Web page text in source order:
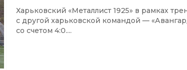
Харьковский «Металлист 1925» в рамках
с другой харьковской командой —
со счетом 4:0....